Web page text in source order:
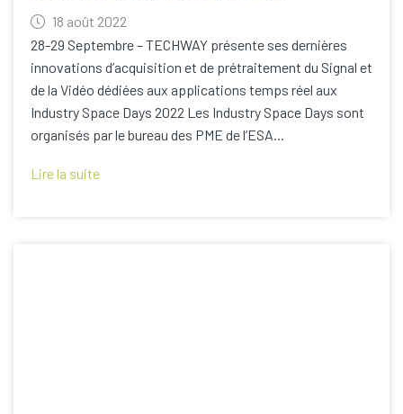
18 août 2022
28-29 Septembre – TECHWAY présente ses dernières
innovations d’acquisition et de prétraitement du Signal et
de la Vidéo dédiées aux applications temps réel aux
Industry Space Days 2022 Les Industry Space Days sont
organisés par le bureau des PME de l’ESA...
Lire la suite